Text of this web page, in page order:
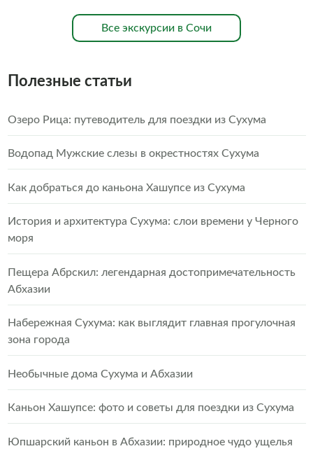
Все экскурсии в Сочи
Полезные статьи
Озеро Рица: путеводитель для поездки из Сухума
Водопад Мужские слезы в окрестностях Сухума
Как добраться до каньона Хашупсе из Сухума
История и архитектура Сухума: слои времени у Черного
моря
Пещера Абрскил: легендарная достопримечательность
Абхазии
Набережная Сухума: как выглядит главная прогулочная
зона города
Необычные дома Сухума и Абхазии
Каньон Хашупсе: фото и советы для поездки из Сухума
Юпшарский каньон в Абхазии: природное чудо ущелья